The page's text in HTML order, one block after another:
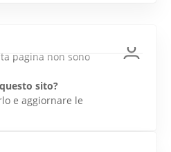
pagina non sono
sito?
e aggiornare le